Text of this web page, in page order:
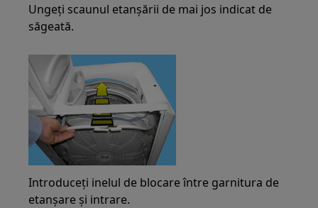
Ungeți scaunul etanșării de mai jos indicat de
săgeată.
Introduceți inelul de blocare între garnitura de
etanșare și intrare.